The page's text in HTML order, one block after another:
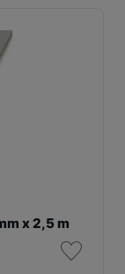
x 2,5 m